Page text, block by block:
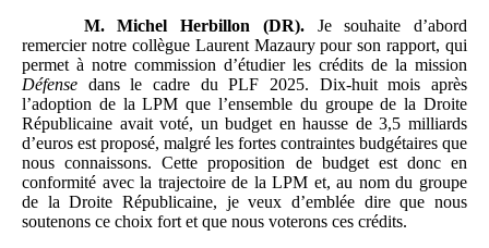
M.
Michel Herbillon (DR).Je souhaite d’abord
remercier notre collègue Laurent Mazaury pour son rapport, qui
permet à notre commission d’étudier les crédits de la mission
Défense dans le cadre du PLF 2025. Dix-huit mois après
l’adoption de la LPM que l’ensemble du groupe de la Droite
Républicaine avait voté, un budget en hausse de 3,5 milliards
d’euros est proposé, malgré les fortes contraintes budgétaires que
nous connaissons. Cette proposition de budget est donc en
conformité avec la trajectoire de la LPM et, au nom du groupe
de la Droite Républicaine, je veux d’emblée dire que nous
soutenons ce choix fort et que nous voterons ces crédits.